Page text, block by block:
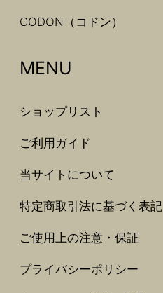
CODON（コドン）
MENU
ショップリスト
ご利用ガイド
当サイトについて
特定商取引法に基づく表記
ご使用上の注意・保証
プライバシーポリシー